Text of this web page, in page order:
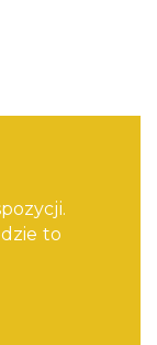
to